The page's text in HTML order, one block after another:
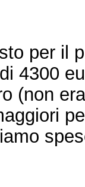
per il
4300
(non